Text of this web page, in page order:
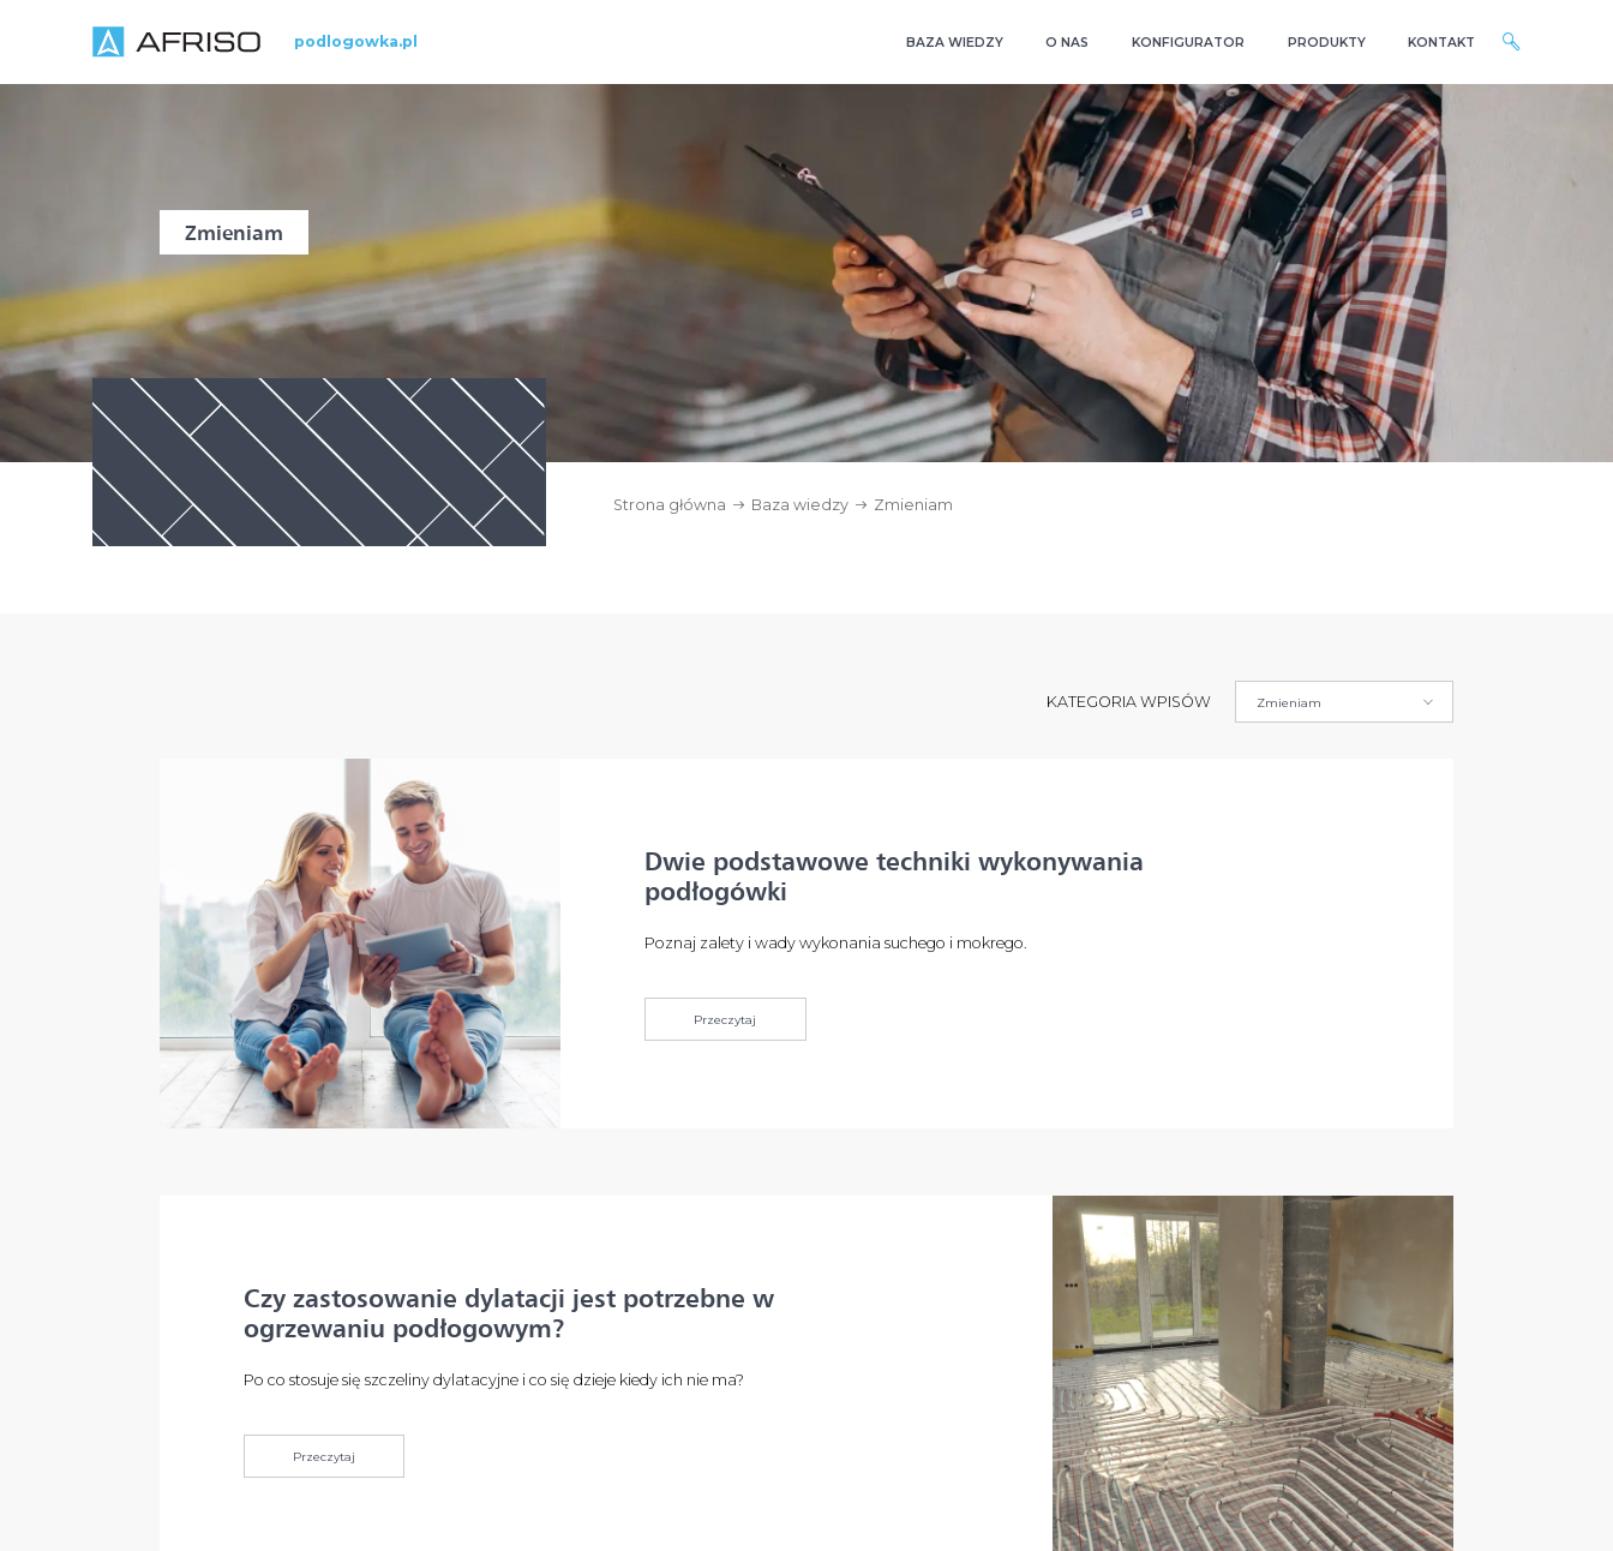
podlogowka.pl BAZA WIEDZY O NAS KONFIGURATOR PRODUKTY KONTAKT
Zmieniam
Strona główna Baza wiedzy Zmieniam
KATEGORIA WPISÓW Zmieniam
Dwie podstawowe techniki wykonywania
podłogówki
Poznaj zalety i wady wykonania suchego i mokrego.
Przeczytaj
Czy zastosowanie dylatacji jest potrzebne w
ogrzewaniu podłogowym?
Po co stosuje się szczeliny dylatacyjne i co się dzieje kiedy ich nie ma?
Przeczytaj